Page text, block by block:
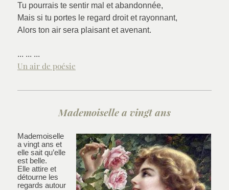
Tu pourrais te sentir mal et abandonnée,
Mais si tu portes le regard droit et rayonnant,
Alors ton air sera plaisant et avenant.
... ... ...
Un air de poésie
Mademoiselle a vingt ans
Mademoiselle
a vingt ans et
elle sait qu’elle
est belle.
Elle attire et
détourne les
regards autour